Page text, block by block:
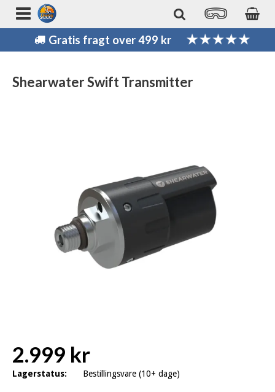
Gratis fragt over 499 kr
Shearwater Swift Transmitter
2.999 kr
Lagerstatus: Bestillingsvare (10+ dage)